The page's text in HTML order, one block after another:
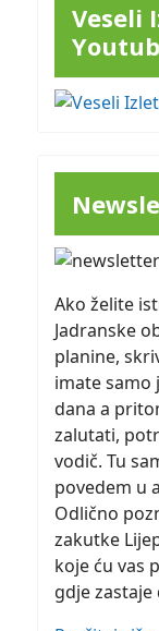
Veseli
Ako želite
Jadranske
planine,
imate samo
dana a
zalutati,
vodič. Tu
povedem u
Odlično
zakutke
koje ću vas
gdje zastaje